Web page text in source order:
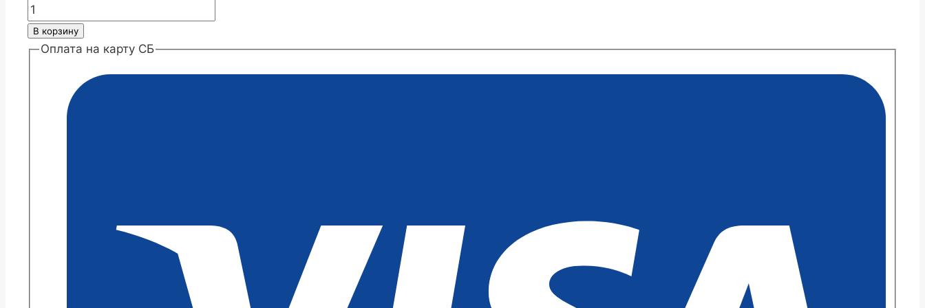
Количество
товара
Хризантема
В корзину
Оплата на карту СБ